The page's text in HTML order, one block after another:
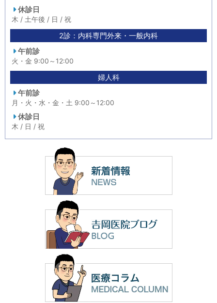
休診日
木 / 土午後 / 日 / 祝
2診：内科専門外来・一般内科
午前診
火・金 9:00～12:00
婦人科
午前診
月・火・水・金・土 9:00～12:00
休診日
木 / 日 / 祝